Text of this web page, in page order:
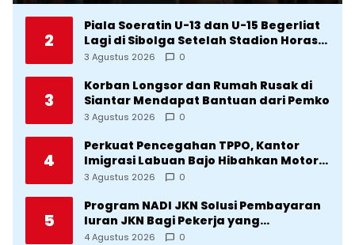
2
Piala Soeratin U-13 dan U-15 Begerliat
Lagi di Sibolga Setelah Stadion Horas
Direvitalisasi Wali Kota
3 Agustus 2026 0
3
Korban Longsor dan Rumah Rusak di
Siantar Mendapat Bantuan dari Pemko
3 Agustus 2026 0
4
Perkuat Pencegahan TPPO, Kantor
Imigrasi Labuan Bajo Hibahkan Motor
Operasional ke Lima Desa di
3 Agustus 2026 0
5
Program NADI JKN Solusi Pembayaran
Iuran JKN Bagi Pekerja yang
Penghasilannya Tidak Tetap
4 Agustus 2026 0